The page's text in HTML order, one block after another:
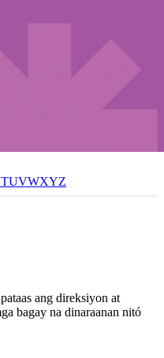
TUVWXYZ
ang direksiyon at
bagay na dinaraanan nitó